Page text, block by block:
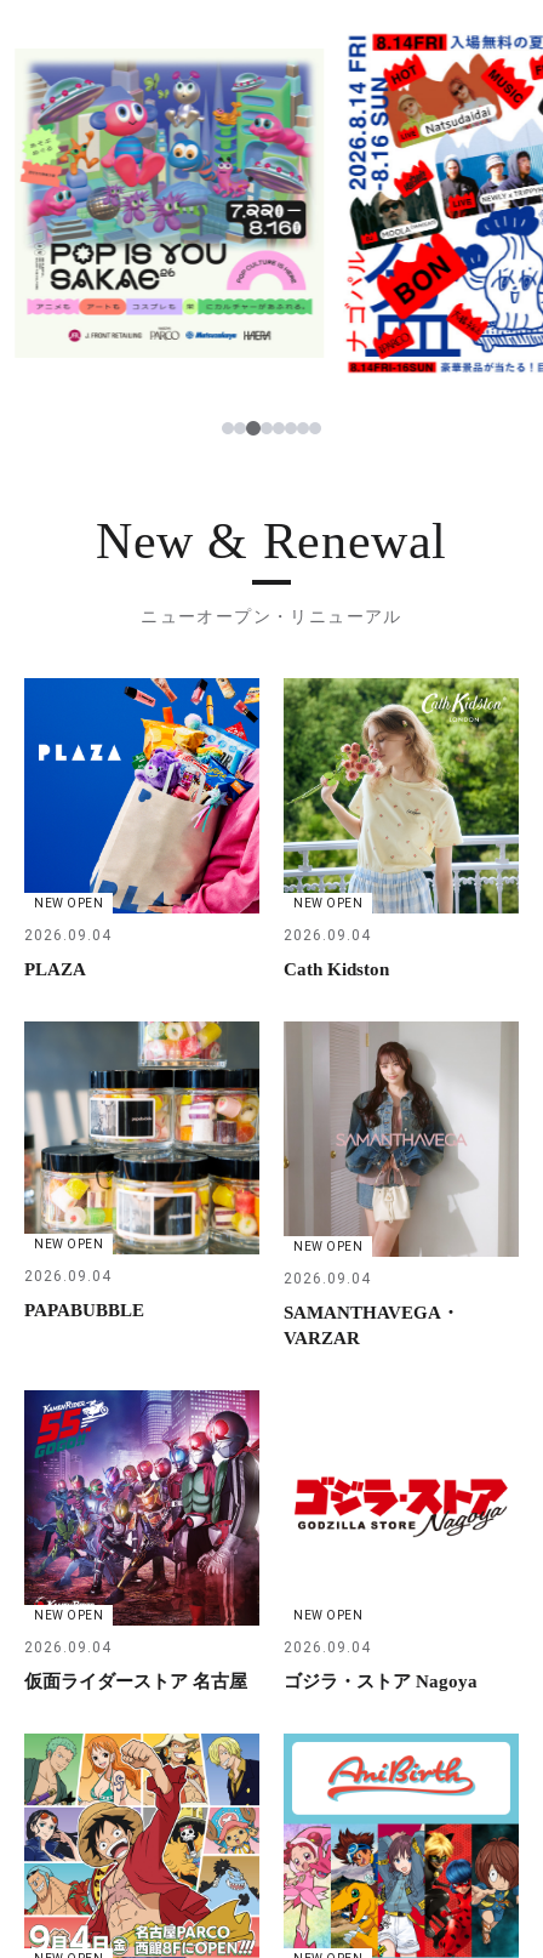
レストラン・カフェ
TAX FREE
PARCOメンバーズ
JP
ภาษาไทย
日本語
1234567
New & Renewal
ニューオープン・リニューアル
NEW OPEN
2026.09.04
PLAZA
NEW OPEN
2026.09.04
Cath Kidston
NEW OPEN
2026.09.04
PAPABUBBLE
NEW OPEN
2026.09.04
SAMANTHAVEGA・
VARZAR
NEW OPEN
2026.09.04
仮面ライダーストア 名古屋
NEW OPEN
2026.09.04
ゴジラ・ストア Nagoya